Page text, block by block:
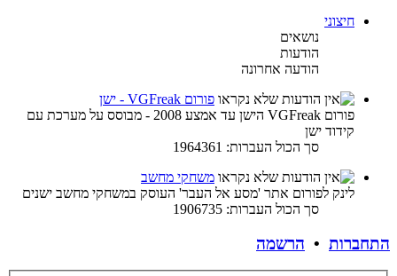
חיצוני
נושאים
הודעות
הודעה אחרונה
פורום VGFreak - ישן
פורום VGFreak הישן עד אמצע 2008 - מבוסס על מערכת עם
קידוד ישן
סך הכול העברות: 1964361
משחקי מחשב
לינק לפורום אתר 'מסע אל העבר' העוסק במשחקי מחשב ישנים
סך הכול העברות: 1906735
התחברות • הרשמה